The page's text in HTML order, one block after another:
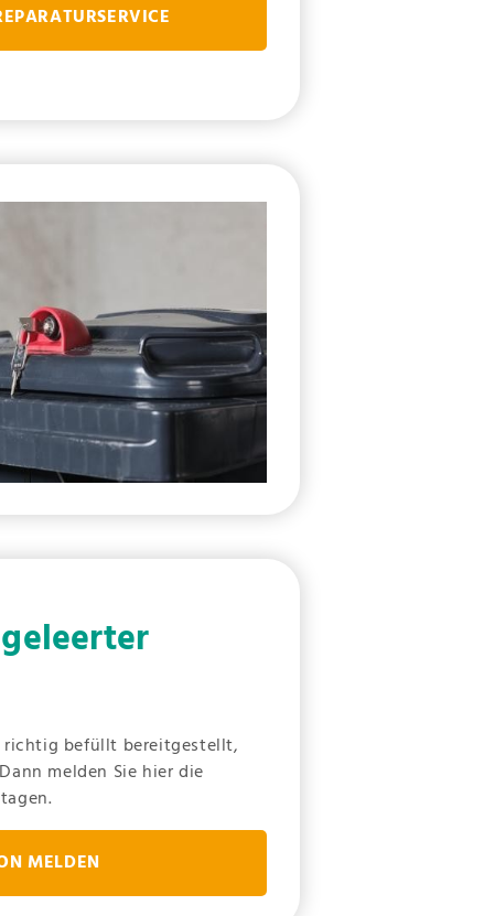
richtig befüllt bereitgestellt,
melden Sie hier die
MELDEN